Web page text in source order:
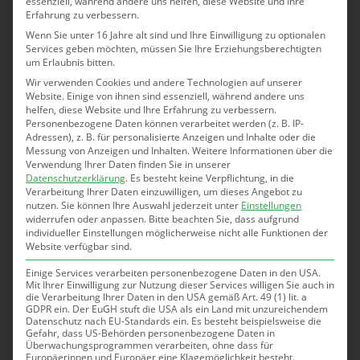
Geheimnis. Neben wenigen anderen wurde
Seppi Herzog bayernweit als Landesbester
Absolvent ausgezeichnet.
Wie wir aber jetzt schon wissen, geht es noch
weiter und Seppi erhält am 11. Dezember in
Berlin die Auszeichnung als Bundesbester
Absolvent seines Ausbildungsberufes.
Die Beiden sind mittlerweile schon fest im
Berufsleben angekommen. Peter im
elterlichen Betrieb und Seppi als Deponiewart
in der DKO-Deponie der Firma Zosseder.
Wir gratulieren sehr herzlich zu diesen
Erfahrung zu verbessern.
Wenn Sie unter 16 Jahre alt sind und Ihre Einwilligung zu optionalen
Services geben möchten, müssen Sie Ihre Erziehungsberechtigten
um Erlaubnis bitten.
Wir verwenden Cookies und andere Technologien auf unserer
Website. Einige von ihnen sind essenziell, während andere uns
helfen, diese Website und Ihre Erfahrung zu verbessern.
Personenbezogene Daten können verarbeitet werden (z. B. IP-
Adressen), z. B. für personalisierte Anzeigen und Inhalte oder die
Messung von Anzeigen und Inhalten.Weitere Informationen über die
Verwendung Ihrer Daten finden Sie in unserer
Datenschutzerklärung. Es besteht keine Verpflichtung, in die
Verarbeitung Ihrer Daten einzuwilligen, um dieses Angebot zu
nutzen.Sie können Ihre Auswahl jederzeit unter Einstellungen
widerrufen oder anpassen. Bitte beachten Sie, dass aufgrund
individueller Einstellungen möglicherweise nicht alle Funktionen der
Website verfügbar sind.
Einige Services verarbeiten personenbezogene Daten in den USA.
Mit Ihrer Einwilligung zur Nutzung dieser Services willigen Sie auch in
die Verarbeitung Ihrer Daten in den USA gemäß Art. 49 (1) lit. a
GDPR ein. Der EuGH stuft die USA als ein Land mit unzureichendem
Datenschutz nach EU-Standards ein. Es besteht beispielsweise die
Gefahr, dass US-Behörden personenbezogene Daten in
Überwachungsprogrammen verarbeiten, ohne dass für
Europäerinnen und Europäer eine Klagemöglichkeit besteht.